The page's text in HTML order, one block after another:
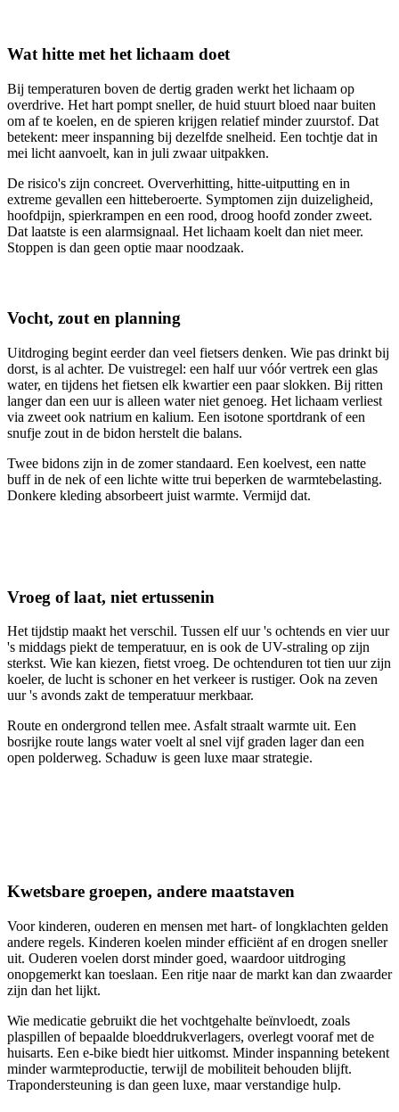
Wat hitte met het lichaam doet
Bij temperaturen boven de dertig graden werkt het lichaam op
overdrive. Het hart pompt sneller, de huid stuurt bloed naar buiten
om af te koelen, en de spieren krijgen relatief minder zuurstof. Dat
betekent: meer inspanning bij dezelfde snelheid. Een tochtje dat in
mei licht aanvoelt, kan in juli zwaar uitpakken.
De risico's zijn concreet. Oververhitting, hitte-uitputting en in
extreme gevallen een hitteberoerte. Symptomen zijn duizeligheid,
hoofdpijn, spierkrampen en een rood, droog hoofd zonder zweet.
Dat laatste is een alarmsignaal. Het lichaam koelt dan niet meer.
Stoppen is dan geen optie maar noodzaak.
Vocht, zout en planning
Uitdroging begint eerder dan veel fietsers denken. Wie pas drinkt bij
dorst, is al achter. De vuistregel: een half uur vóór vertrek een glas
water, en tijdens het fietsen elk kwartier een paar slokken. Bij ritten
langer dan een uur is alleen water niet genoeg. Het lichaam verliest
via zweet ook natrium en kalium. Een isotone sportdrank of een
snufje zout in de bidon herstelt die balans.
Twee bidons zijn in de zomer standaard. Een koelvest, een natte
buff in de nek of een lichte witte trui beperken de warmtebelasting.
Donkere kleding absorbeert juist warmte. Vermijd dat.
Vroeg of laat, niet ertussenin
Het tijdstip maakt het verschil. Tussen elf uur 's ochtends en vier uur
's middags piekt de temperatuur, en is ook de UV-straling op zijn
sterkst. Wie kan kiezen, fietst vroeg. De ochtenduren tot tien uur zijn
koeler, de lucht is schoner en het verkeer is rustiger. Ook na zeven
uur 's avonds zakt de temperatuur merkbaar.
Route en ondergrond tellen mee. Asfalt straalt warmte uit. Een
bosrijke route langs water voelt al snel vijf graden lager dan een
open polderweg. Schaduw is geen luxe maar strategie.
Kwetsbare groepen, andere maatstaven
Voor kinderen, ouderen en mensen met hart- of longklachten gelden
andere regels. Kinderen koelen minder efficiënt af en drogen sneller
uit. Ouderen voelen dorst minder goed, waardoor uitdroging
onopgemerkt kan toeslaan. Een ritje naar de markt kan dan zwaarder
zijn dan het lijkt.
Wie medicatie gebruikt die het vochtgehalte beïnvloedt, zoals
plaspillen of bepaalde bloeddrukverlagers, overlegt vooraf met de
huisarts. Een e-bike biedt hier uitkomst. Minder inspanning betekent
minder warmteproductie, terwijl de mobiliteit behouden blijft.
Trapondersteuning is dan geen luxe, maar verstandige hulp.